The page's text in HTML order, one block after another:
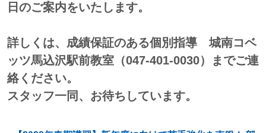
日のご案内をいたします。
詳しくは、成績保証のある個別指導 城南コベ
ッツ馬込沢駅前教室（047-401-0030）までご連
絡ください。
スタッフ一同、お待ちしています。